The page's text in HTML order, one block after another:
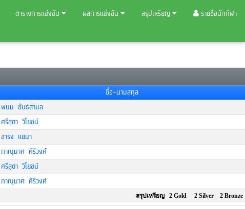
ตารางการแข่งขัน ผลการแข่งขัน สรุปเหรียญ รายชื่อนักกีฬา
ชื่อ-นามสกุล
พนม ขันธ์สามล
ศรีสุดา วิโยชน์
ฮารง แยนา
ภาณุมาศ คีรีวงศ์
ศรีสุดา วิโยชน์
ภาณุมาศ คีรีวงศ์
สรุปเหรียญ 2 Gold 2 Silver 2 Bronze